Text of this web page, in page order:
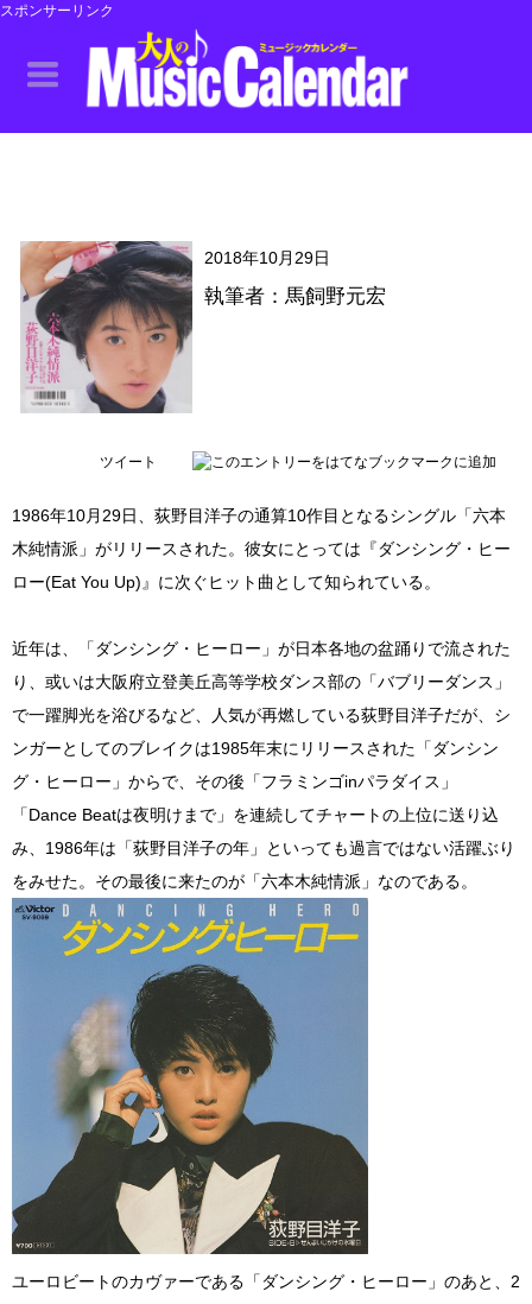
スポンサーリンク
2018年10月29日
執筆者：馬飼野元宏
ツイート
1986年10月29日、荻野目洋子の通算10作目となるシングル「六本
木純情派」がリリースされた。彼女にとっては『ダンシング・ヒー
ロー(Eat You Up)』に次ぐヒット曲として知られている。
近年は、「ダンシング・ヒーロー」が日本各地の盆踊りで流された
り、或いは大阪府立登美丘高等学校ダンス部の「バブリーダンス」
で一躍脚光を浴びるなど、人気が再燃している荻野目洋子だが、シ
ンガーとしてのブレイクは1985年末にリリースされた「ダンシン
グ・ヒーロー」からで、その後「フラミンゴinパラダイス」
「Dance Beatは夜明けまで」を連続してチャートの上位に送り込
み、1986年は「荻野目洋子の年」といっても過言ではない活躍ぶり
をみせた。その最後に来たのが「六本木純情派」なのである。
ユーロビートのカヴァーである「ダンシング・ヒーロー」のあと、2